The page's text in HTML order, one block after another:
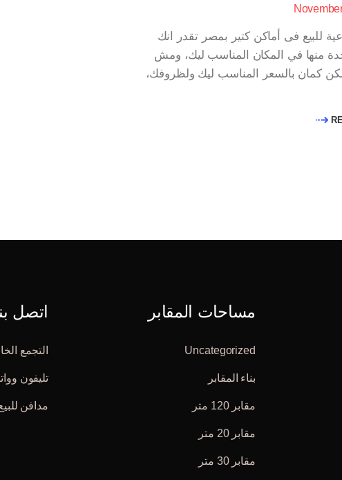
للبيع فى أماكن كتير بمصر تقدر انك
منها في المكان المناسب ليك، ومش
كمان بالسعر المناسب ليك ولظروفك،
مساحات المقابر
Uncategorized
بناء المقابر
مقابر 120 متر
مقابر 20 متر
مقابر 30 متر
اتصل
التجمع
تليفون وواتساب
مدافن